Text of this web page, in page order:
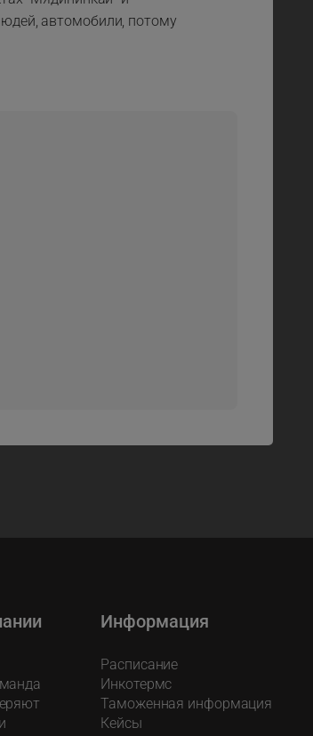
автомобили, потому
Информация
Расписание
Инкотермс
Таможенная информация
Кейсы